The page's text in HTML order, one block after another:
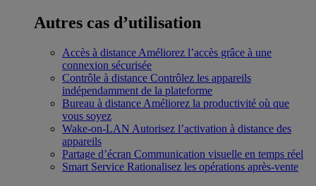
Autres cas d’utilisation
Accès à distance Améliorez l’accès grâce à une
connexion sécurisée
Contrôle à distance Contrôlez les appareils
indépendamment de la plateforme
Bureau à distance Améliorez la productivité où que
vous soyez
Wake-on-LAN Autorisez l’activation à distance des
appareils
Partage d’écran Communication visuelle en temps réel
Smart Service Rationalisez les opérations après-vente